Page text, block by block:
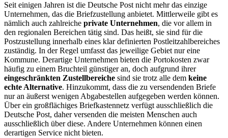
Seit einigen Jahren ist die Deutsche Post nicht mehr das einzige
Unternehmen, das die Briefzustellung anbietet. Mittlerweile gibt es
nämlich auch zahlreiche private Unternehmen, die vor allem in
den regionalen Bereichen tätig sind. Das heißt, sie sind für die
Postzustellung innerhalb eines klar definierten Postleitzahlbereiches
zuständig. In der Regel umfasst das jeweilige Gebiet nur eine
Kommune. Derartige Unternehmen bieten die Portokosten zwar
häufig zu einem Bruchteil günstiger an, doch aufgrund ihrer
eingeschränkten Zustellbereiche sind sie trotz alle dem keine
echte Alternative. Hinzukommt, dass die zu versendenden Briefe
nur an äußerst wenigen Abgabestellen aufgegeben werden können.
Über ein großflächiges Briefkastennetz verfügt ausschließlich die
Deutsche Post, daher versenden die meisten Menschen auch
ausschließlich über diese. Andere Unternehmen können einen
derartigen Service nicht bieten.